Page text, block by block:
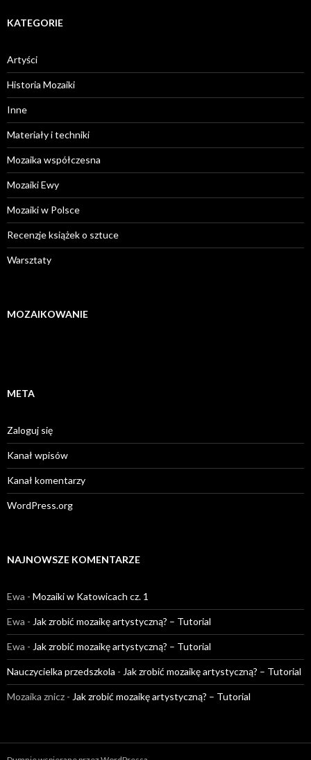
KATEGORIE
Artyści
Historia Mozaiki
Inne
Materiały i techniki
Mozaika współczesna
Mozaiki Ewy
Mozaiki w Polsce
Recenzje książek o sztuce
Warsztaty
MOZAIKOWANIE
META
Zaloguj się
Kanał wpisów
Kanał komentarzy
WordPress.org
NAJNOWSZE KOMENTARZE
Ewa - Mozaiki w Katowicach cz. 1
Ewa - Jak zrobić mozaikę artystyczną? – Tutorial
Ewa - Jak zrobić mozaikę artystyczną? – Tutorial
Nauczycielka przedszkola - Jak zrobić mozaikę artystyczną? – Tutorial
Mozaika znicz - Jak zrobić mozaikę artystyczną? – Tutorial